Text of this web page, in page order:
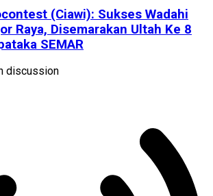
(Ciawi): Sukses Wadahi
Raya, Disemarakan Ultah Ke 8
SEMAR
discussion